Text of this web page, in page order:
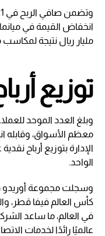
مليار ريال نتيجة لمكاسب
توزيع
معظم الأسواق، وقابله
الواحد.
وسجلت مجموعة أوريدو
كأس العالم فيفا قطر،
في العالم، ما ساعد
عالميًا رائدًا لخدمات